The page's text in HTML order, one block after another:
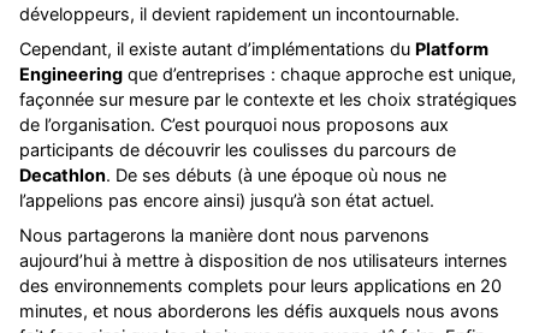
développeurs, il devient rapidement un incontournable.
Cependant, il existe autant d’implémentations du Platform
Engineering que d’entreprises : chaque approche est unique,
façonnée sur mesure par le contexte et les choix stratégiques
de l’organisation. C’est pourquoi nous proposons aux
participants de découvrir les coulisses du parcours de
Decathlon. De ses débuts (à une époque où nous ne
l’appelions pas encore ainsi) jusqu’à son état actuel.
Nous partagerons la manière dont nous parvenons
aujourd’hui à mettre à disposition de nos utilisateurs internes
des environnements complets pour leurs applications en 20
minutes, et nous aborderons les défis auxquels nous avons